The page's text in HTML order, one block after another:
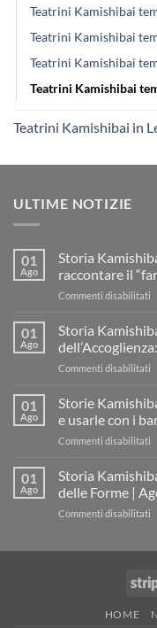
Teatrini Kamishibai
Teatrini Kamishibai
Teatrini Kamishibai
Teatrini Kamishibai
Teatrini Kamishibai in
ULTIME NOTIZIE
01
Ago
Storia
raccontare il
Commenti disabilitati
il
01
Ago
Storia
Commenti disabilitati
01
Ago
Storie
e usarle con i
Commenti disabilitati
01
Ago
Storia
delle Forme |
Commenti disabilitati
HOME